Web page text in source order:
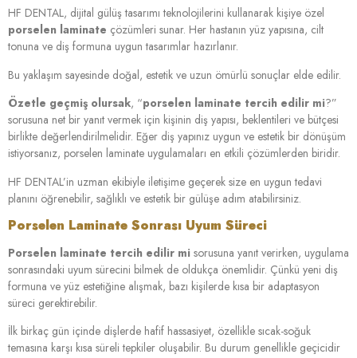
HF DENTAL, dijital gülüş tasarımı teknolojilerini kullanarak kişiye özel
porselen laminate çözümleri sunar. Her hastanın yüz yapısına, cilt
tonuna ve diş formuna uygun tasarımlar hazırlanır.
Bu yaklaşım sayesinde doğal, estetik ve uzun ömürlü sonuçlar elde edilir.
Özetle geçmiş olursak, “porselen laminate tercih edilir mi?”
sorusuna net bir yanıt vermek için kişinin diş yapısı, beklentileri ve bütçesi
birlikte değerlendirilmelidir. Eğer diş yapınız uygun ve estetik bir dönüşüm
istiyorsanız, porselen laminate uygulamaları en etkili çözümlerden biridir.
HF DENTAL’in uzman ekibiyle iletişime geçerek size en uygun tedavi
planını öğrenebilir, sağlıklı ve estetik bir gülüşe adım atabilirsiniz.
Porselen Laminate Sonrası Uyum Süreci
Porselen laminate tercih edilir mi sorusuna yanıt verirken, uygulama
sonrasındaki uyum sürecini bilmek de oldukça önemlidir. Çünkü yeni diş
formuna ve yüz estetiğine alışmak, bazı kişilerde kısa bir adaptasyon
süreci gerektirebilir.
İlk birkaç gün içinde dişlerde hafif hassasiyet, özellikle sıcak-soğuk
temasına karşı kısa süreli tepkiler oluşabilir. Bu durum genellikle geçicidir